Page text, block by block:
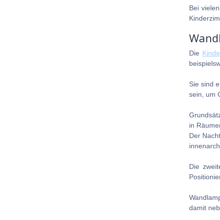
Bei
Die
Sie sind
sein, um
in
Der
Die
damit